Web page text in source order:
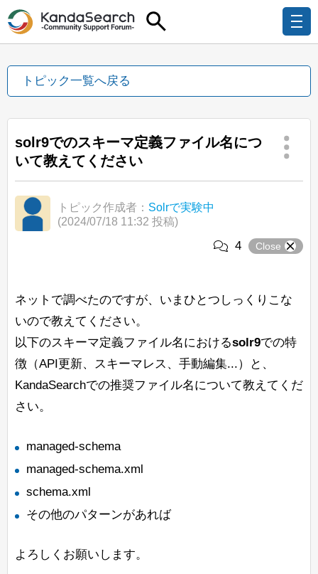
トピック一覧へ戻る
solr9でのスキーマ定義ファイル名につ
いて教えてください
トピック作成者： Solrで実験中
(2024/07/18 11:32 投稿)
4 Close
ネットで調べたのですが、いまひとつしっくりこな
いので教えてください。
以下のスキーマ定義ファイル名におけるsolr9での特
徴（API更新、スキーマレス、手動編集...）と、
KandaSearchでの推奨ファイル名について教えてくだ
さい。
managed-schema
managed-schema.xml
schema.xml
その他のパターンがあれば
よろしくお願いします。